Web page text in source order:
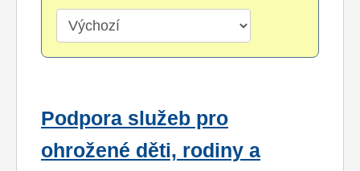
Podpora služeb pro
ohrožené děti, rodiny a